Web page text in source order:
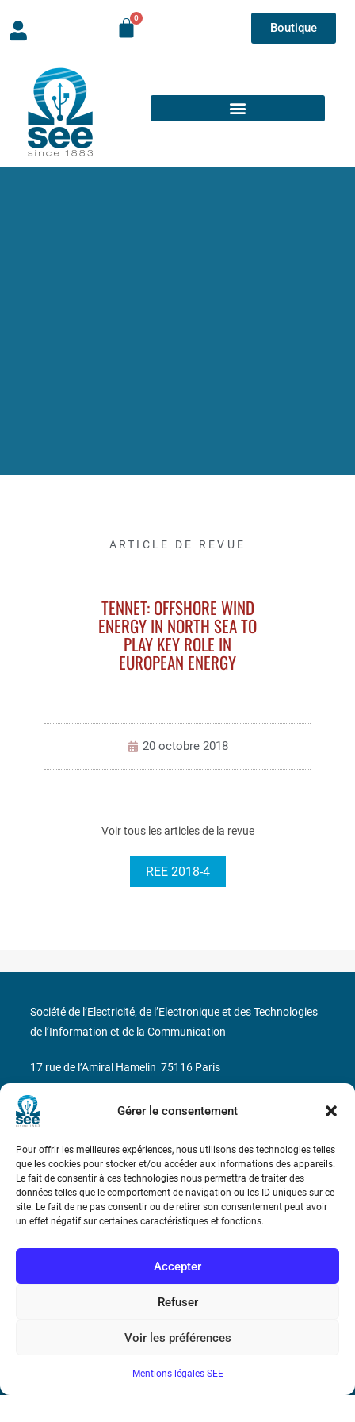
Gérer le consentement
Pour offrir les meilleures expériences, nous utilisons des technologies telles
que les cookies pour stocker et/ou accéder aux informations des appareils.
Le fait de consentir à ces technologies nous permettra de traiter des
données telles que le comportement de navigation ou les ID uniques sur ce
site. Le fait de ne pas consentir ou de retirer son consentement peut avoir
un effet négatif sur certaines caractéristiques et fonctions.
Accepter
Refuser
Voir les préférences
Mentions légales-SEE
Boutique
ARTICLE DE REVUE
TENNET: OFFSHORE WIND
ENERGY IN NORTH SEA TO
PLAY KEY ROLE IN
EUROPEAN ENERGY
20 octobre 2018
Voir tous les articles de la revue
REE 2018-4
Bicentenaire des découvertes d’André-
Marie Ampère
Conditions Générales de Vente
Mentions légales
Société de l’Electricité, de l’Electronique et des Technologies
de l’Information et de la Communication
17 rue de l’Amiral Hamelin 75116 Paris
Métro : « Boissière » Ligne 6 et « Iéna » Ligne 9
N° de SIREN : 785 393 232, Code APE : 9412Z TVA intra-
communautaire : FR44 785 393 232